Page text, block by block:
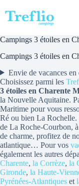
au
contenu
Campings 3 étoiles en
Campings 3 étoiles en
Envie de vacances en
Choisissez parmi les
3 étoiles en Charente
la Nouvelle Aquitaine.
Maritime pour vous
Ré ou bien La
de La Roche-Courbon,
de charme, profitez de
atlantique… Pour vos
également les autres
Charente, la Corrèze, la
Gironde, la Haute-
Pyrénées-Atlantiques et